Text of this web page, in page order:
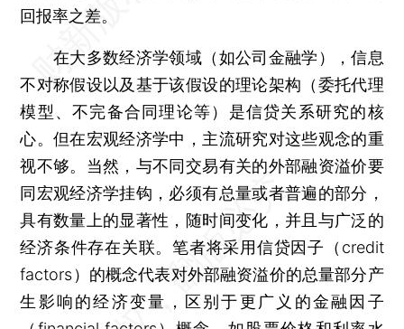
回报率之差。
在大多数经济学领域（如公司金融学），信息
不对称假设以及基于该假设的理论架构（委托代理
模型、不完备合同理论等）是信贷关系研究的核
心。但在宏观经济学中，主流研究对这些观念的重
视不够。当然，与不同交易有关的外部融资溢价要
同宏观经济学挂钩，必须有总量或者普遍的部分，
具有数量上的显著性，随时间变化，并且与广泛的
经济条件存在关联。笔者将采用信贷因子（credit
factors）的概念代表对外部融资溢价的总量部分产
生影响的经济变量，区别于更广义的金融因子